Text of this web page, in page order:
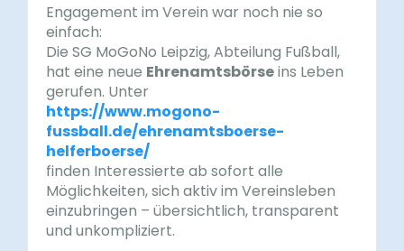
Engagement im Verein war noch nie so
einfach:
Die SG MoGoNo Leipzig, Abteilung Fußball,
hat eine neue Ehrenamtsbörseins Leben
gerufen. Unter
https://www.mogono-
fussball.de/ehrenamtsboerse-
helferboerse/
finden Interessierte ab sofort alle
Möglichkeiten, sich aktiv im Vereinsleben
einzubringen – übersichtlich, transparent
und unkompliziert.